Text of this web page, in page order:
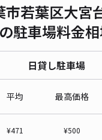
市若葉区大宮
の駐車場料金
日貸し駐車場
平均 最高価格
¥471 ¥500